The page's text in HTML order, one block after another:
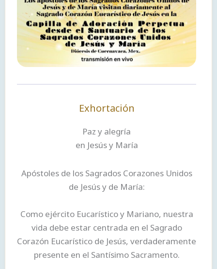
Exhortación
Paz y alegría
en Jesús y María
Apóstoles de los Sagrados Corazones Unidos
de Jesús y de María:
Como ejército Eucarístico y Mariano, nuestra
vida debe estar centrada en el Sagrado
Corazón Eucarístico de Jesús, verdaderamente
presente en el Santísimo Sacramento.